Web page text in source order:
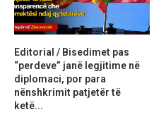
Editorial / Bisedimet pas
“perdeve” janë legjitime në
diplomaci, por para
nënshkrimit patjetër të
ketë...